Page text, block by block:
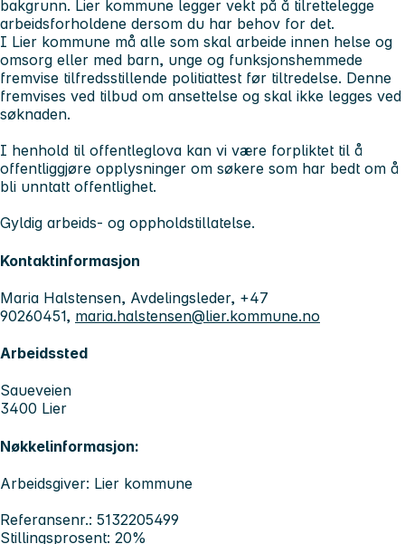
bakgrunn. Lier kommune legger vekt på å tilrettelegge
arbeidsforholdene dersom du har behov for det.
I Lier kommune må alle som skal arbeide innen helse og
omsorg eller med barn, unge og funksjonshemmede
fremvise tilfredsstillende politiattest før tiltredelse. Denne
fremvises ved tilbud om ansettelse og skal ikke legges ved
søknaden.
I henhold til offentleglova kan vi være forpliktet til å
offentliggjøre opplysninger om søkere som har bedt om å
bli unntatt offentlighet.
Gyldig arbeids- og oppholdstillatelse.
Kontaktinformasjon
Maria Halstensen, Avdelingsleder, +47
90260451, maria.halstensen@lier.kommune.no
Arbeidssted
Saueveien
3400 Lier
Nøkkelinformasjon:
Arbeidsgiver: Lier kommune
Referansenr.: 5132205499
Stillingsprosent: 20%